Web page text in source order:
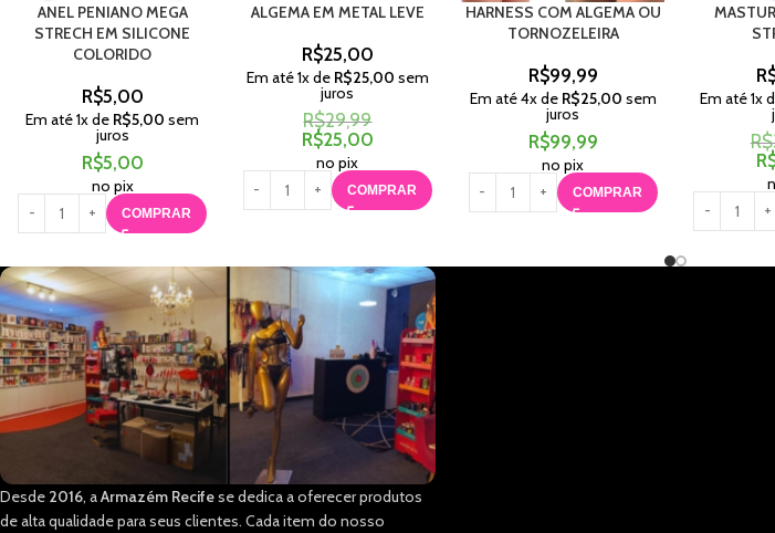
ANEL PENIANO MEGA
STRECH EM SILICONE
COLORIDO
R$5,00
Em até1x de R$5,00 sem
juros
R$5,00
no pix
COMPRAR
ALGEMA EM METAL LEVE
R$25,00
Em até1x de R$25,00 sem
juros
R$29,99
R$25,00
no pix
COMPRAR
HARNESS COM ALGEMA OU
TORNOZELEIRA
R$99,99
Em até4x de R$25,00 sem
juros
R$99,99
no pix
COMPRAR
Em até1x
R$
Desde 2016, aArmazém Recifese dedica a oferecer produtos
de alta qualidade para seus clientes. Cada item do nosso